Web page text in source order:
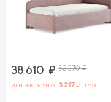
38 610 ₽ 52 370₽
или частями от3 217₽ в мес.